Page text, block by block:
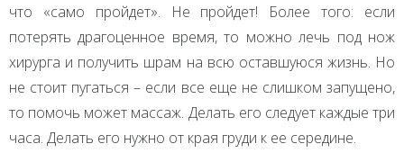
что «само пройдет». Не пройдет! Более того: если
потерять драгоценное время, то можно лечь под нож
хирурга и получить шрам на всю оставшуюся жизнь. Но
не стоит пугаться – если все еще не слишком запущено,
то помочь может массаж. Делать его следует каждые три
часа. Делать его нужно от края груди к ее середине.